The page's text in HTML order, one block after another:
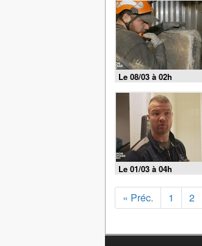
Le 08/03 à 02h
Le 01/03 à 04h
« Préc. 1 2